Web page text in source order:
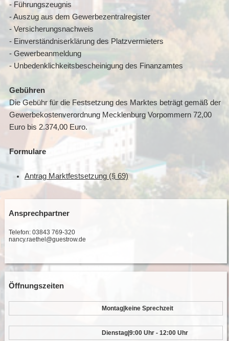
- Führungszeugnis
- Auszug aus dem Gewerbezentralregister
- Versicherungsnachweis
- Einverständniserklärung des Platzvermieters
- Gewerbeanmeldung
- Unbedenklichkeitsbescheinigung des Finanzamtes
Gebühren
Die Gebühr für die Festsetzung des Marktes beträgt gemäß der
Gewerbekostenverordnung Mecklenburg Vorpommern 72,00
Euro bis 2.374,00 Euro.
Formulare
Antrag Marktfestsetzung (§ 69)
Ansprechpartner
Telefon: 03843 769-320
nancy.raethel@guestrow.de
Öffnungszeiten
Montag|keine Sprechzeit
Dienstag|9:00 Uhr - 12:00 Uhr